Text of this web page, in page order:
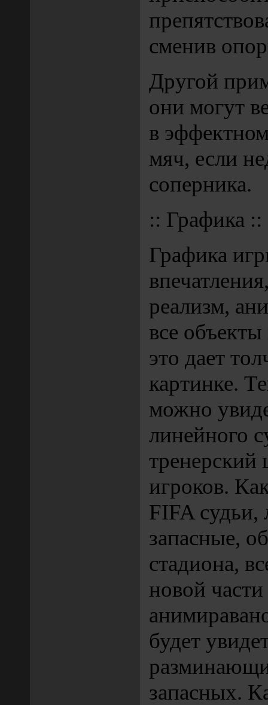
сменив
Другой
они могут
в
мяч, если
соперника.
:: Графика ::
Графика
реализм,
все объекты
это дает
картинке.
можно
линейного
тренерский
игроков.
FIFA судьи,
запасные,
стадиона,
новой
будет
запасных.